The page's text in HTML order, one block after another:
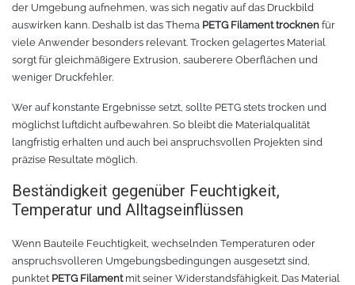
der Umgebung aufnehmen, was sich negativ auf das Druckbild
auswirken kann. Deshalb ist das Thema PETG Filament trocknen für
viele Anwender besonders relevant. Trocken gelagertes Material
sorgt für gleichmäßigere Extrusion, sauberere Oberflächen und
weniger Druckfehler.
Wer auf konstante Ergebnisse setzt, sollte PETG stets trocken und
möglichst luftdicht aufbewahren. So bleibt die Materialqualität
langfristig erhalten und auch bei anspruchsvollen Projekten sind
präzise Resultate möglich.
Beständigkeit gegenüber Feuchtigkeit,
Temperatur und Alltagseinflüssen
Wenn Bauteile Feuchtigkeit, wechselnden Temperaturen oder
anspruchsvolleren Umgebungsbedingungen ausgesetzt sind,
punktet PETG Filamentmit seiner Widerstandsfähigkeit. Das Material